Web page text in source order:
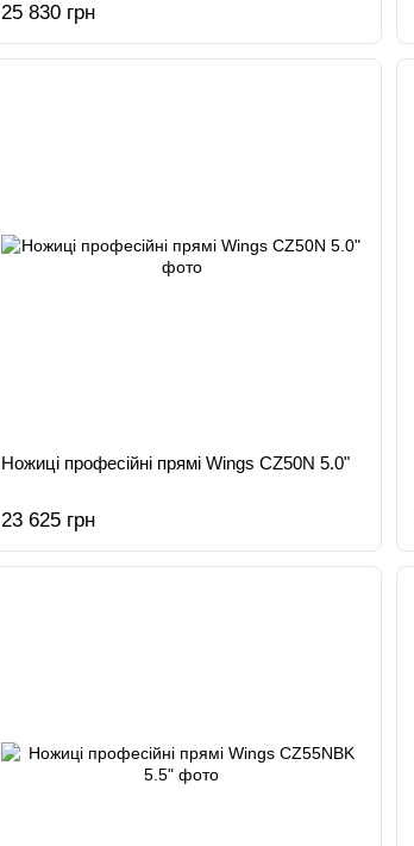
25 830 грн
Ножиці професійні прямі Wings CZ50N 5.0"
23 625 грн